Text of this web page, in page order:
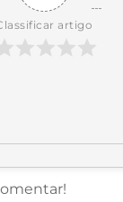
artigo